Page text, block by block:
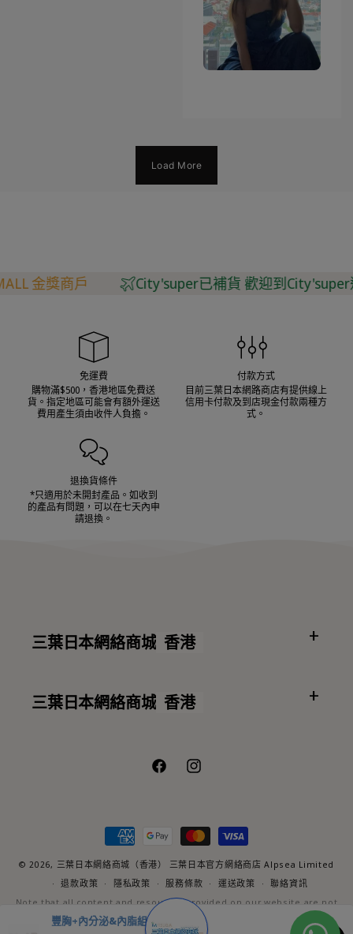
豐胸+內分泌&內脂組合【1+1】
Load More
獎商戶 City'super已補貨 歡迎到City'super選購
免運費
購物滿$500，香港地區免費送
貨。指定地區可能會有額外運送
費用產生須由收件人負擔。
付款方式
目前三葉日本網路商店有提供線上
信用卡付款及到店現金付款兩種方
式。
退換貨條件
*只適用於未開封產品。如收到
的產品有問題，可以在七天內申
請退換。
三葉日本網絡商城 香港
三葉日本網絡商城 香港
FacebookInstagram
付
款
方
© 2026, 三葉日本網絡商城（香港）
三葉日本官方網絡商店 Alpsea Limited
退款政策
隱私政策 服務條款 運送政策
聯絡資訊
Note that all content and resources provided on our website are not
medical advice nor should they be used as a substitute for
professional medical treatment. For medical concerns and/or